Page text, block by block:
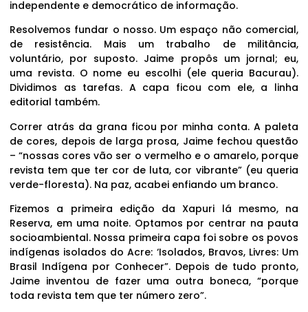
independente e democrático de informação.
Resolvemos fundar o nosso. Um espaço não comercial,
de resistência. Mais um trabalho de militância,
voluntário, por suposto. Jaime propôs um jornal; eu,
uma revista. O nome eu escolhi (ele queria Bacurau).
Dividimos as tarefas. A capa ficou com ele, a linha
editorial também.
Correr atrás da grana ficou por minha conta. A paleta
de cores, depois de larga prosa, Jaime fechou questão
– “nossas cores vão ser o vermelho e o amarelo, porque
revista tem que ter cor de luta, cor vibrante” (eu queria
verde-floresta). Na paz, acabei enfiando um branco.
Fizemos a primeira edição da Xapuri lá mesmo, na
Reserva, em uma noite. Optamos por centrar na pauta
socioambiental. Nossa primeira capa foi sobre os povos
indígenas isolados do Acre: ‘Isolados, Bravos, Livres: Um
Brasil Indígena por Conhecer”. Depois de tudo pronto,
Jaime inventou de fazer uma outra boneca, “porque
toda revista tem que ter número zero”.